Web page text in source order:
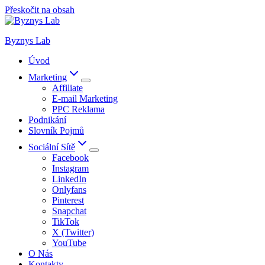
Přeskočit na obsah
Byznys Lab
Úvod
Marketing
Affiliate
E-mail Marketing
PPC Reklama
Podnikání
Slovník Pojmů
Sociální Sítě
Facebook
Instagram
LinkedIn
Onlyfans
Pinterest
Snapchat
TikTok
X (Twitter)
YouTube
O Nás